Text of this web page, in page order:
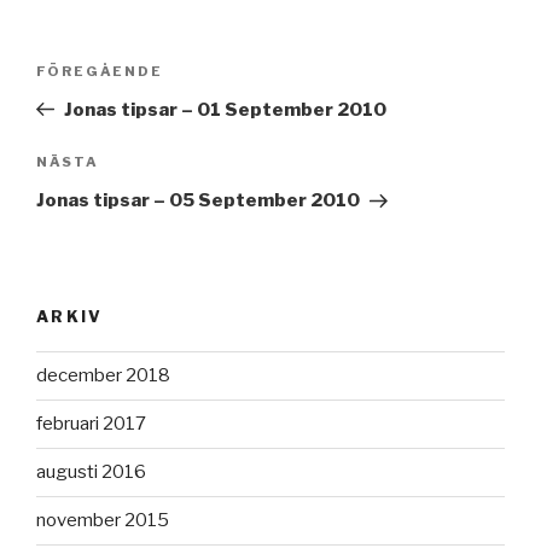
Inläggsnavigering
Föregående
inlägg
FÖREGÅENDE
Jonas tipsar – 01 September 2010
Nästa
inlägg
NÄSTA
Jonas tipsar – 05 September 2010
ARKIV
december 2018
februari 2017
augusti 2016
november 2015